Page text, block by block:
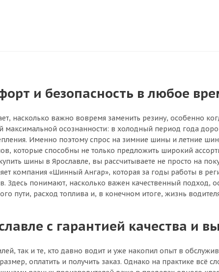
и безопасность в любое
насколько важно вовремя заменить резину, особенно
максимальной осознанности: в холодный период года
Именно поэтому спрос на зимние шины и летние
которые способны не только предложить широкий
шины в Ярославле, вы рассчитываете не просто на
компания «Шинный Ангар», которая за годы работы в
Здесь понимают, насколько важен качественный подход,
пути, расход топлива и, в конечном итоге, жизнь
с гарантией качества и
так и те, кто давно водит и уже накопил опыт в
оплатить и получить заказ. Однако на практике всё